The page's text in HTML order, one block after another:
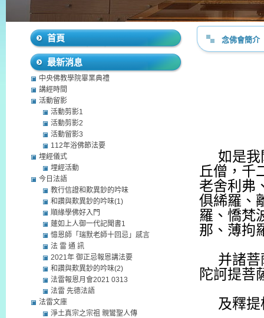
念佛會簡介
如是我
丘僧，千
老舍利弗
俱絺羅、
羅、憍梵
那、薄拘
并諸
陀訶提菩
及釋
首頁
最新消息
中央佛教學院畢業典禮
講經時間
活動留影
活動剪影1
活動剪影2
活動留影3
112年浴佛節法要
埋經儀式
埋經活動
今日法語
教行信證和歎異鈔的吟味
和讚與歎異鈔的吟味(1)
順緣學佛好入門
蓮如上人御一代記聞書1
憶恩師「瑞默老師十回忌」感言
法 雷 通 訊
2021年 御正忌報恩講法要
和讚與歎異鈔的吟味(2)
法雷報恩月會2021 0313
法雷 先德法語
法雷文庫
淨土真宗之宗祖 親鸞聖人傳